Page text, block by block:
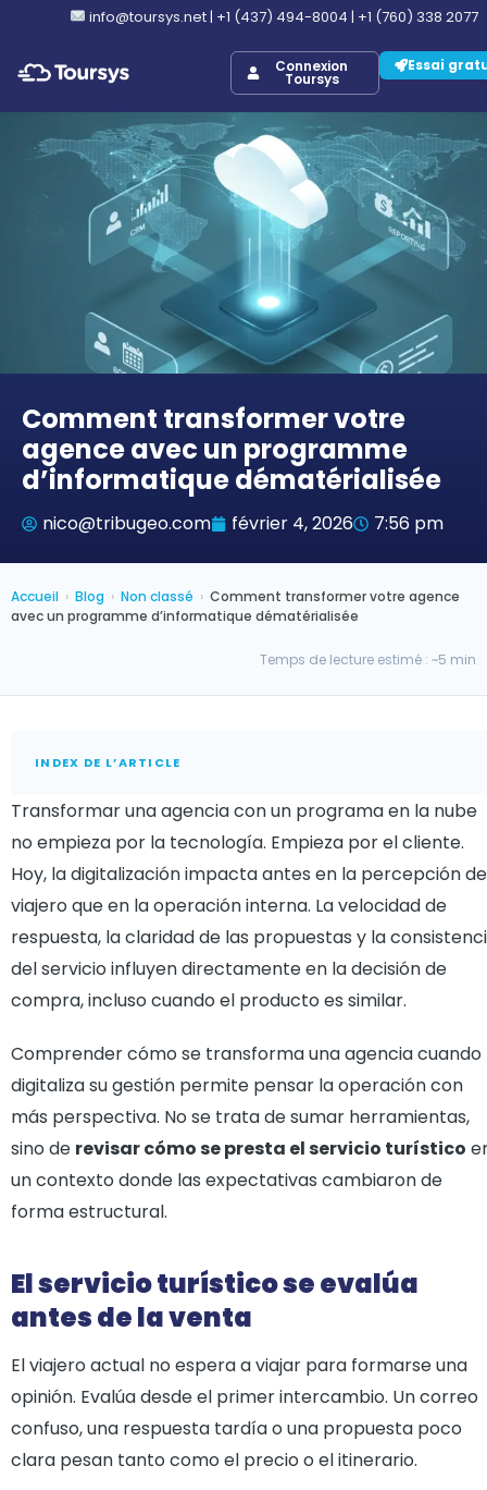
info@toursys.net| +1 (437) 494-8004 | +1 (760) 338 2077
Connexion
Toursys
Essai
Comment transformer votre
agence avec un programme
d’informatique dématérialisée
nico@tribugeo.com février 4, 2026 7:56 pm
Accueil › Blog › Non classé › Comment transformer votre agence
avec un programme d’informatique dématérialisée
Temps de lecture estimé : ~5 min
INDEX DE L’ARTICLE
Transformar una agencia con un programa en la nube
no empieza por la tecnología. Empieza por el cliente.
Hoy, la digitalización impacta antes en la percepción
viajero que en la operación interna. La velocidad de
respuesta, la claridad de las propuestas y la
del servicio influyen directamente en la decisión de
compra, incluso cuando el producto es similar.
Comprender cómo se transforma una agencia cuando
digitaliza su gestión permite pensar la operación con
más perspectiva. No se trata de sumar herramientas,
sino de revisar cómo se presta el servicio turístico
un contexto donde las expectativas cambiaron de
forma estructural.
El servicio turístico se evalúa
antes de la venta
El viajero actual no espera a viajar para formarse una
opinión. Evalúa desde el primer intercambio. Un correo
confuso, una respuesta tardía o una propuesta poco
clara pesan tanto como el precio o el itinerario.